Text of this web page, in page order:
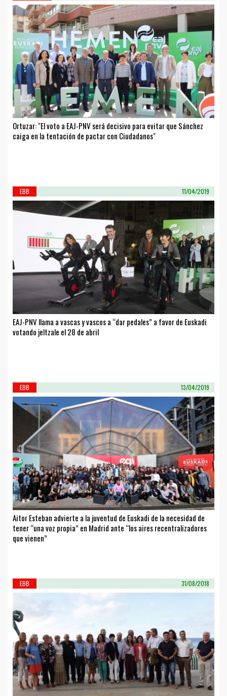
Ortuzar: "El voto a EAJ-PNV será decisivo para evitar que Sánchez
caiga en la tentación de pactar con Ciudadanos"
EBB 11/04/2019
EAJ-PNV llama a vascas y vascos a “dar pedales” a favor de Euskadi
votando jeltzale el 28 de abril
EBB 13/04/2019
Aitor Esteban advierte a la juventud de Euskadi de la necesidad de
tener “una voz propia” en Madrid ante “los aires recentralizadores
que vienen”
EBB 31/08/2018